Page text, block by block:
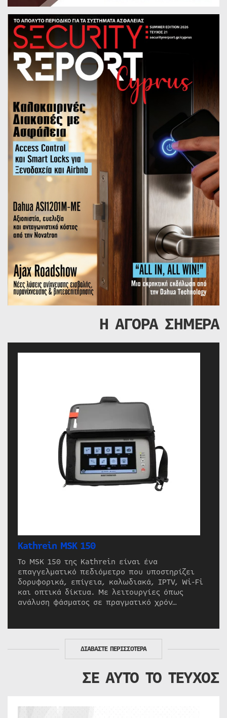
Η ΑΓΟΡΑ ΣΗΜΕΡΑ
Kathrein MSK 150
Το MSK 150 της Kathrein είναι ένα
επαγγελματικό πεδιόμετρο που υποστηρίζει
δορυφορικά, επίγεια, καλωδιακά, IPTV, Wi-Fi
και οπτικά δίκτυα. Με λειτουργίες όπως
ανάλυση φάσματος σε πραγματικό χρόν…
ΔΙΑΒΑΣΤΕ ΠΕΡΙΣΣΟΤΕΡΑ
ΣΕ ΑΥΤΟ ΤΟ ΤΕΥΧΟΣ